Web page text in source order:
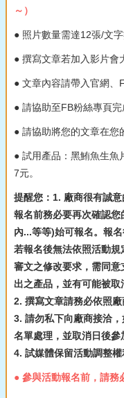
～）
● 照片數量需達12張/文
● 撰寫文章若加入影片會
● 文章內容請帶入官網、
● 請協助至FB粉絲專頁
● 請協助將您的文章在
● 試用產品：黑鮪魚生魚
7元。
提醒您：1. 廠商很有誠
報名前務必要再次確認
內...等等)始可報名。報
若報名後無法依照活動
審文之修改要求，需同
出之產品，並有可能被取
2. 撰寫文章請務必依照廠
3. 請勿私下向廠商接洽
名單處理，並取消日後參
4. 試媒體保留活動調整權
● 參與活動報名前，請務